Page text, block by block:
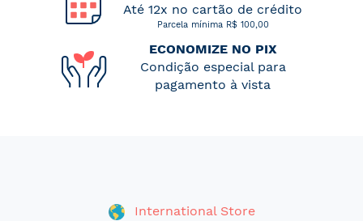
Até 12x no cartão de crédito
Parcela mínima R$ 100,00
ECONOMIZE NO PIX
Condição especial para
pagamento à vista
International Store